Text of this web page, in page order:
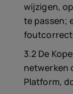
wijzigen,
te passen;
3.2 De
netwerken
Platform,